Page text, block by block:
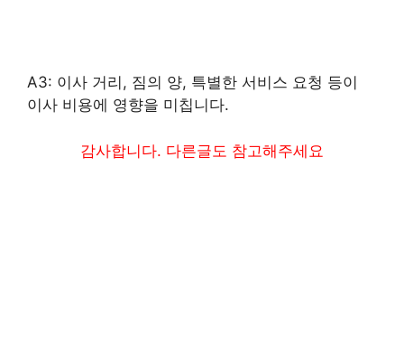
A3: 이사 거리, 짐의 양, 특별한 서비스 요청 등이
이사 비용에 영향을 미칩니다.
감사합니다. 다른글도 참고해주세요